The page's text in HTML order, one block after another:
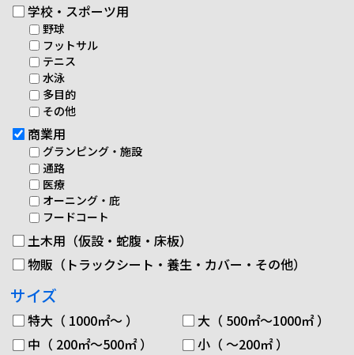
学校・スポーツ用
野球
フットサル
テニス
水泳
多目的
その他
商業用
グランピング・施設
通路
医療
オーニング・庇
フードコート
土木用（仮設・蛇腹・床板）
物販（トラックシート・養生・カバー・その他）
サイズ
特大（ 1000㎡～ ）
大（ 500㎡～1000㎡ ）
中（ 200㎡～500㎡ ）
小（ ～200㎡ ）